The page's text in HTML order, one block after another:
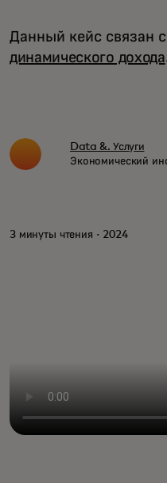
Данный кейс связан
динамического дохода
Data &. Услуги
Экономический
3 минуты чтения · 2024